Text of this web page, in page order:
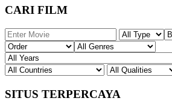
CARI FILM
SITUS TERPERCAYA